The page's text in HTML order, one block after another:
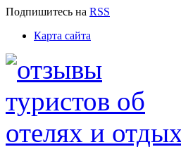
Подпишитесь на RSS
Карта сайта